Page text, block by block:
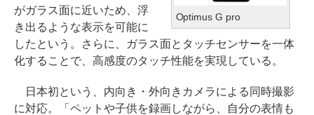
Optimus G pro
がガラス面に近いため、浮
き出るような表示を可能に
したという。さらに、ガラス面とタッチセンサーを一体
化することで、高感度のタッチ性能を実現している。
日本初という、内向き・外向きカメラによる同時撮影
に対応。「ペットや子供を録画しながら、自分の表情も